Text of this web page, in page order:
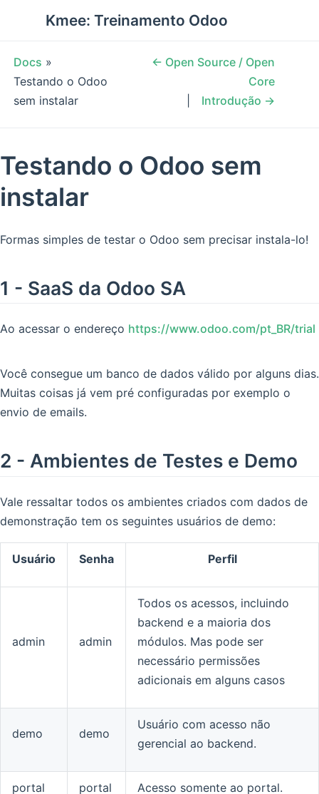
Kmee: Treinamento Odoo
Docs »
Testando o Odoo
sem instalar
← Open Source / Open
Core
Introdução →
Testando o Odoo sem
instalar
Formas simples de testar o Odoo sem precisar instala-lo!
1 - SaaS da Odoo SA
Ao acessar o endereço https://www.odoo.com/pt_BR/trial
Você consegue um banco de dados válido por alguns dias.
Muitas coisas já vem pré configuradas por exemplo o
envio de emails.
2 - Ambientes de Testes e Demo
Vale ressaltar todos os ambientes criados com dados de
demonstração tem os seguintes usuários de demo:
Usuário Senha Perfil
admin admin
Todos os acessos, incluindo
backend e a maioria dos
módulos. Mas pode ser
necessário permissões
adicionais em alguns casos
demo demo
Usuário com acesso não
gerencial ao backend.
portal portal Acesso somente ao portal.